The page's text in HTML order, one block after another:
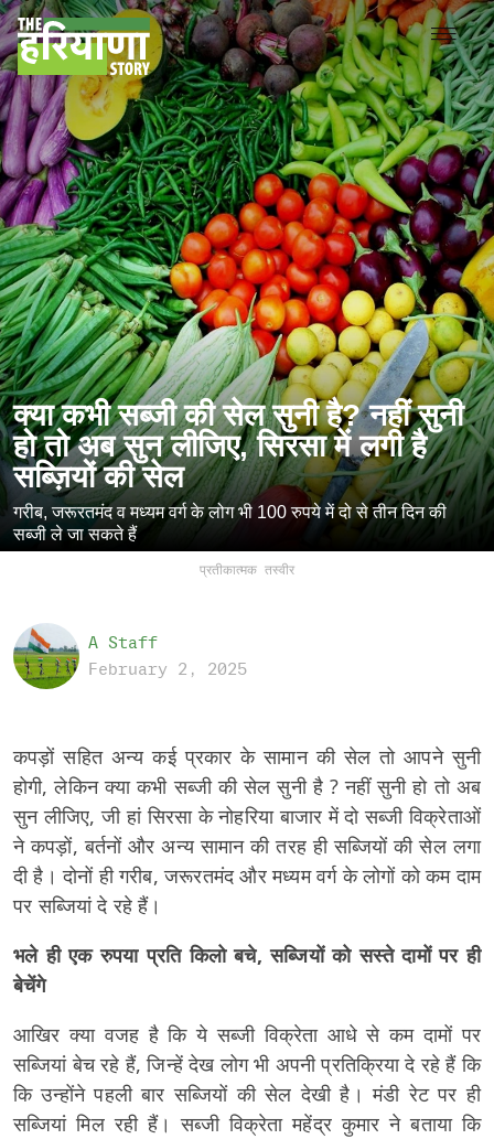
क्या कभी सब्जी की सेल सुनी है? नहीं सुनी
हो तो अब सुन लीजिए, सिरसा में लगी है
सब्ज़ियों की सेल
गरीब, जरूरतमंद व मध्यम वर्ग के लोग भी 100 रुपये में दो से तीन दिन की
सब्जी ले जा सकते हैं
प्रतीकात्मक तस्वीर
A Staff
February 2, 2025
कपड़ों सहित अन्य कई प्रकार के सामान की सेल तो आपने सुनी
होगी, लेकिन क्या कभी सब्जी की सेल सुनी है ? नहीं सुनी हो तो अब
सुन लीजिए, जी हां सिरसा के नोहरिया बाजार में दो सब्जी विक्रेताओं
ने कपड़ों, बर्तनों और अन्य सामान की तरह ही सब्जियों की सेल लगा
दी है। दोनों ही गरीब, जरूरतमंद और मध्यम वर्ग के लोगों को कम दाम
पर सब्जियां दे रहे हैं।
भले ही एक रुपया प्रति किलो बचे, सब्जियों को सस्ते दामों पर ही
बेचेंगे
आखिर क्या वजह है कि ये सब्जी विक्रेता आधे से कम दामों पर
सब्जियां बेच रहे हैं, जिन्हें देख लोग भी अपनी प्रतिक्रिया दे रहे हैं कि
कि उन्होंने पहली बार सब्जियों की सेल देखी है। मंडी रेट पर ही
सब्जियां मिल रही हैं। सब्जी विक्रेता महेंद्र कुमार ने बताया कि